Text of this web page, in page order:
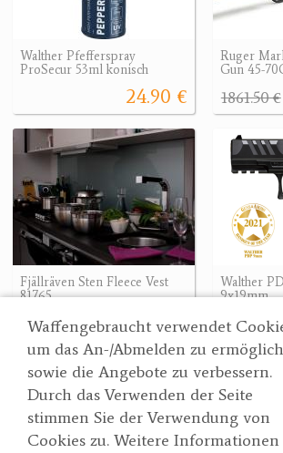
Waffengebraucht verwendet
um das An-/Abmelden zu
sowie die Angebote zu verbessern.
Durch das Verwenden der Seite
stimmen Sie der Verwendung von
Cookies zu. Weitere Informationen
Walther Pfefferspray
ProSecur 53ml konisch
24.90 €
Ruger
Gun 45-
1861.50 €
Fjällräven Sten Fleece Vest
81765
135.91 €
135.91 €
Walther
9x19mm
800.80 €
Suche
Partner
AGBs
Jagd &